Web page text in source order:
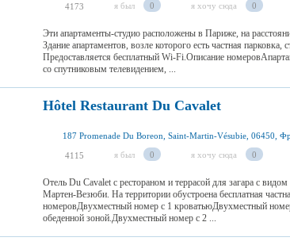
4173 я был 0 я хочу сюда 0
Эти апартаменты-студио расположены в Париже, на
Здание апартаментов, возле которого есть частная
Предоставляется бесплатный Wi-Fi.Описание
со спутниковым телевидением, ...
Hôtel Restaurant Du Cavalet
4115 я был 0 я хочу сюда 0
Отель Du Cavalet с рестораном и террасой для загара с
Мартен-Везюби. На территории обустроена бесплатная
номеровДвухместный номер с 1 кроватьюДвухместный
обеденной зоной.Двухместный номер с 2 ...